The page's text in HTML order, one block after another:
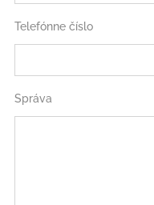
Telefónne číslo
Správa